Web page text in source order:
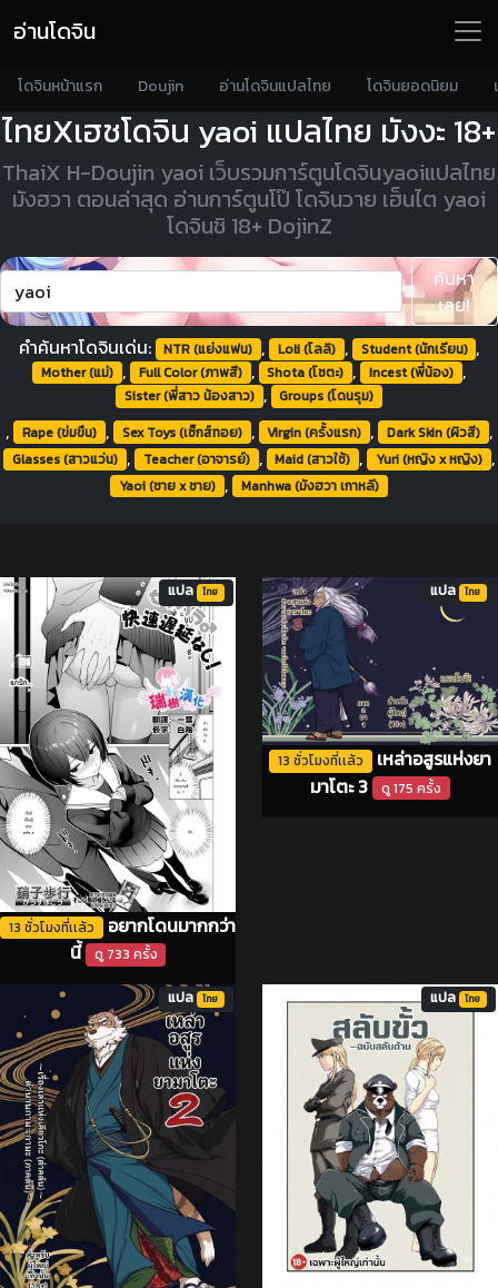
อ่านโดจิน
โดจินหน้าแรก Doujin อ่านโดจินแปลไทย โดจินยอดนิยม
ไทยXเฮชโดจิน yaoi แปลไทย มังงะ 18+
ThaiX H-Doujin yaoi เว็บรวมการ์ตูนโดจินyaoiแปลไทย
มังฮวา ตอนล่าสุด อ่านการ์ตูนโป๊ โดจินวาย เฮ็นไต yaoi
โดจินชิ 18+ DojinZ
ค้นหา
เลย!
คำค้นหาโดจินเด่น:
NTR (แย่งแฟน) , Loli (โลลิ) , Student (นักเรียน) ,
Mother (แม่) , Full Color (ภาพสี) , Shota (โชตะ) , Incest (พี่น้อง) ,
Sister (พี่สาว น้องสาว) , Groups (โดนรุม)
, Rape (ข่มขืน) , Sex Toys (เซ็กส์ทอย) , Virgin (ครั้งแรก) , Dark Skin (ผิวสี) ,
Glasses (สาวแว่น) , Teacher (อาจารย์) , Maid (สาวใช้) , Yuri (หญิง x หญิง) ,
Yaoi (ชาย x ชาย) , Manhwa (มังฮวา เกาหลี)
13 ชั่วโมงที่เเล้ว อยากโดนมากกว่า
นี้ ดู 733 ครั้ง
แปล ไทย
13 ชั่วโมงที่เเล้ว เหล่าอสูรแห่งยา
มาโตะ 3 ดู 175 ครั้ง
แปล ไทย
แปล ไทย แปล ไทย